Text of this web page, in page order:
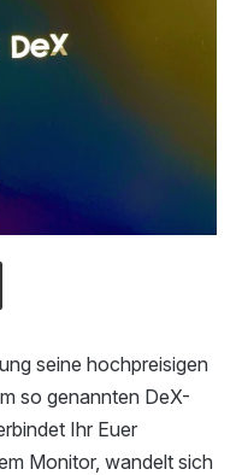
Mailen
seine hochpreisigen
so genannten DeX-
Ihr Euer
Monitor, wandelt sich